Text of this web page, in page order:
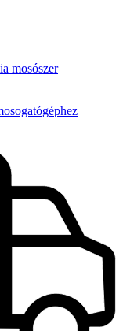
mosószer